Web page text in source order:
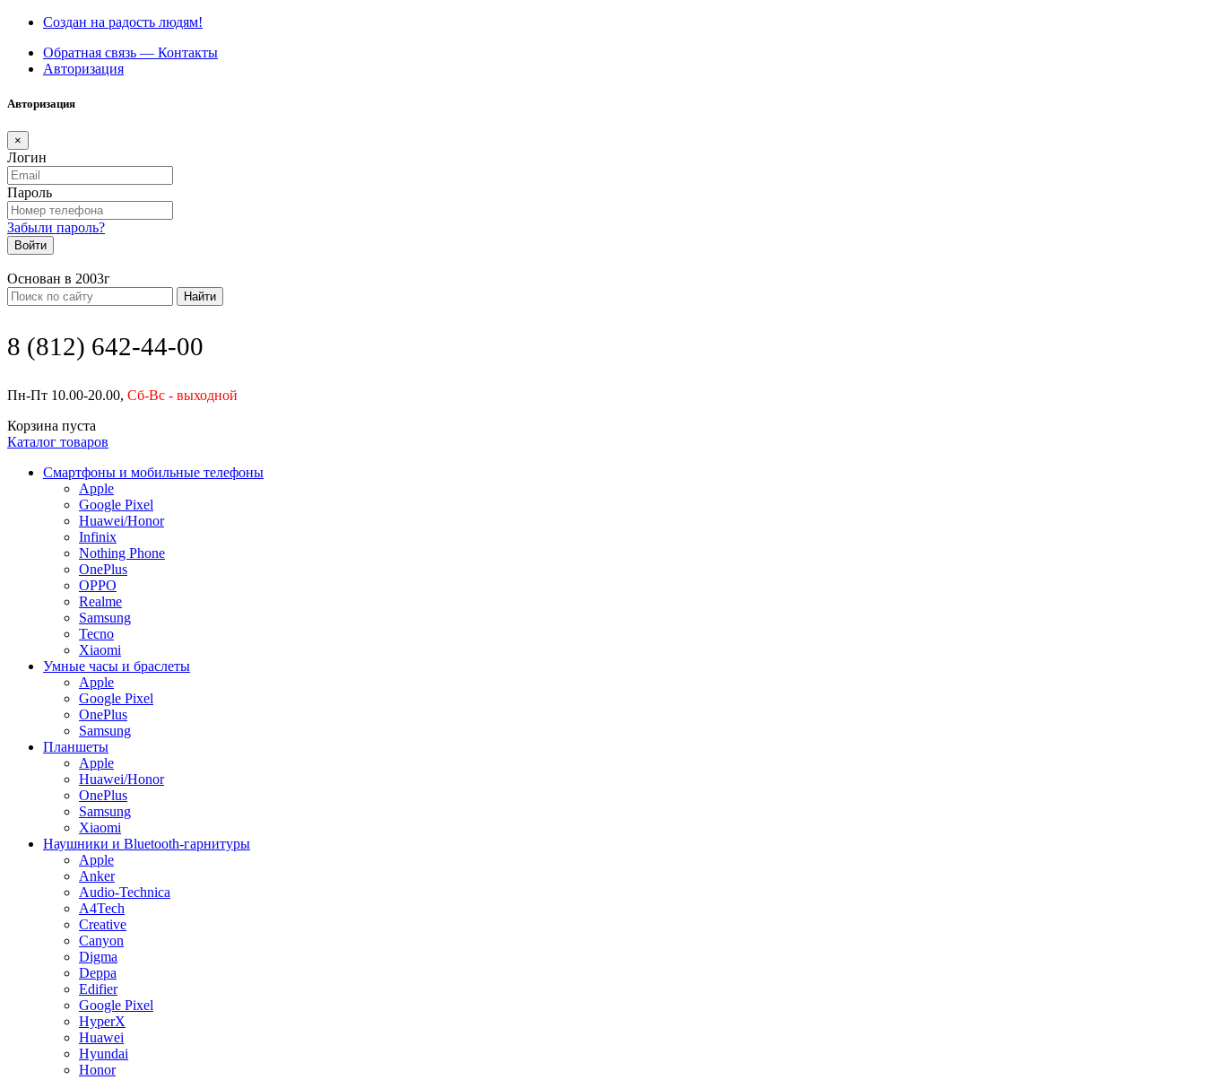
Создан на радость людям!
Обратная связь — Контакты
Авторизация
Авторизация
×
Логин
Пароль
Забыли пароль?
Войти
Основан в 2003г
Найти
8 (812) 642-44-00
Пн-Пт 10.00-20.00, Сб-Вс - выходной
Корзина пуста
Каталог товаров
Смартфоны и мобильные телефоны
Apple
Google Pixel
Huawei/Honor
Infinix
Nothing Phone
OnePlus
OPPO
Realme
Samsung
Tecno
Xiaomi
Умные часы и браслеты
Apple
Google Pixel
OnePlus
Samsung
Планшеты
Apple
Huawei/Honor
OnePlus
Samsung
Xiaomi
Наушники и Bluetooth-гарнитуры
Apple
Anker
Audio-Technica
A4Tech
Creative
Canyon
Digma
Deppa
Edifier
Google Pixel
HyperX
Huawei
Hyundai
Honor